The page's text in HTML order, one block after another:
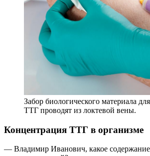
Забор биологического материала
ТТГ проводят из локтевой вены.
Концентрация ТТГ в организме
— Владимир Иванович, какое